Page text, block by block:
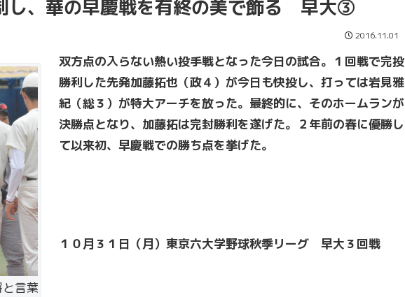
し、華の早慶戦を有終の美で飾る 早大③
2016.11.01
言葉
双方点の入らない熱い投手戦となった今日の試合。１回戦で完投
勝利した先発加藤拓也（政４）が今日も快投し、打っては岩見雅
紀（総３）が特大アーチを放った。最終的に、そのホームランが
決勝点となり、加藤拓は完封勝利を遂げた。２年前の春に優勝し
て以来初、早慶戦での勝ち点を挙げた。
１０月３１日（月）東京六大学野球秋季リーグ 早大３回戦